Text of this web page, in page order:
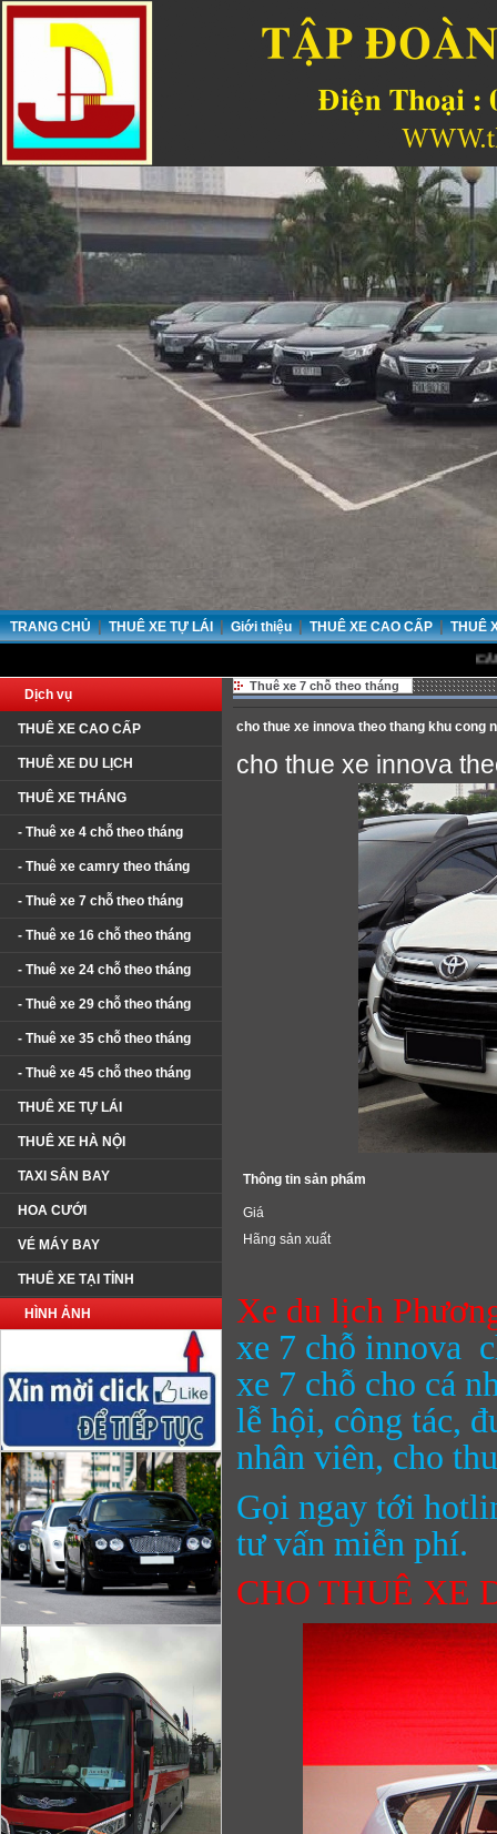
TRANG CHỦ | THUÊ XE TỰ LÁI | Giới thiệu | THUÊ XE CAO CẤP | THUÊ
CẢM ƠN
Dịch vụ
THUÊ XE CAO CẤP
THUÊ XE DU LỊCH
THUÊ XE THÁNG
- Thuê xe 4 chỗ theo tháng
- Thuê xe camry theo tháng
- Thuê xe 7 chỗ theo tháng
- Thuê xe 16 chỗ theo tháng
- Thuê xe 24 chỗ theo tháng
- Thuê xe 29 chỗ theo tháng
- Thuê xe 35 chỗ theo tháng
- Thuê xe 45 chỗ theo tháng
THUÊ XE TỰ LÁI
THUÊ XE HÀ NỘI
TAXI SÂN BAY
HOA CƯỚI
VÉ MÁY BAY
THUÊ XE TẠI TỈNH
HÌNH ẢNH
Thuê xe 7 chỗ theo tháng
cho thue xe innova theo thang khu cong
cho thue xe innova
Thông tin sản phẩm
Giá
Hãng sản xuất
Xe du lịch
xe 7 chỗ innova
xe 7 chỗ cho cá
lễ hội, công tác,
nhân viên, cho
Gọi ngay tới
tư vấn miễn phí.
CHO THUÊ XE